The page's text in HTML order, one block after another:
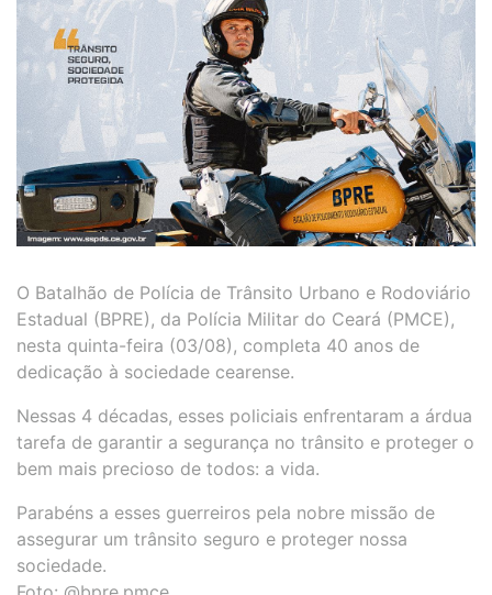
O Batalhão de Polícia de Trânsito Urbano e Rodoviário
Estadual (BPRE), da Polícia Militar do Ceará (PMCE),
nesta quinta-feira (03/08), completa 40 anos de
dedicação à sociedade cearense.
Nessas 4 décadas, esses policiais enfrentaram a árdua
tarefa de garantir a segurança no trânsito e proteger o
bem mais precioso de todos: a vida.
Parabéns a esses guerreiros pela nobre missão de
assegurar um trânsito seguro e proteger nossa
sociedade.